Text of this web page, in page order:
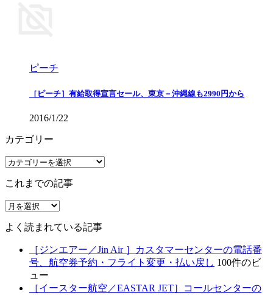
ピーチ
［ピーチ］有給取得宣言セール、東京－沖縄線も2990円から
2016/1/22
カテゴリー
カ
ゴ
リ
ー
これまでの記事
こ
ま
よく読まれている記事
［ジンエアー／Jin Air ］カスタマーセンターの電話番
号、航空券予約・フライト変更・払い戻し 100件のビ
ュー
［イースター航空／EASTAR JET］コールセンターの